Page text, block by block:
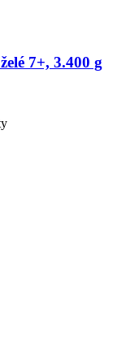
7+, 3.400 g